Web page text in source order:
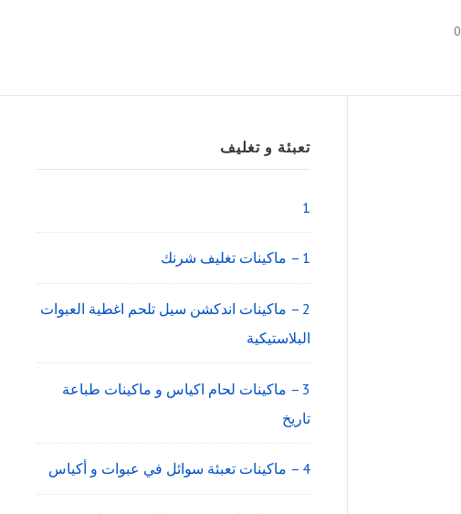
Sidebar
Widget
Area
تعبئة و تغليف
1
1 – ماكينات تغليف شرنك
2 – ماكينات اندكشن سيل تلحم اغطية العبوات
البلاستيكية
3 – ماكينات لحام اكياس و ماكينات طباعة
تاريخ
4 – ماكينات تعبئة سوائل في عبوات و أكياس